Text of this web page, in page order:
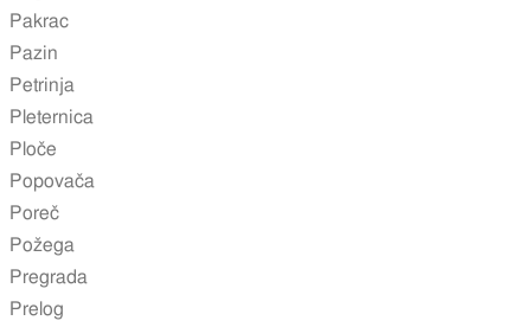
Pakrac
Pazin
Petrinja
Pleternica
Ploče
Popovača
Poreč
Požega
Pregrada
Prelog